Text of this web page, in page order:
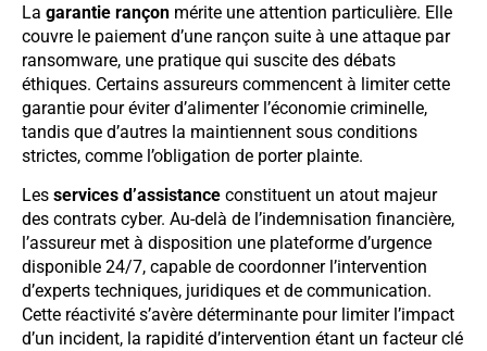
La garantie rançon mérite une attention particulière. Elle
couvre le paiement d’une rançon suite à une attaque par
ransomware, une pratique qui suscite des débats
éthiques. Certains assureurs commencent à limiter cette
garantie pour éviter d’alimenter l’économie criminelle,
tandis que d’autres la maintiennent sous conditions
strictes, comme l’obligation de porter plainte.
Les services d’assistance constituent un atout majeur
des contrats cyber. Au-delà de l’indemnisation financière,
l’assureur met à disposition une plateforme d’urgence
disponible 24/7, capable de coordonner l’intervention
d’experts techniques, juridiques et de communication.
Cette réactivité s’avère déterminante pour limiter l’impact
d’un incident, la rapidité d’intervention étant un facteur clé